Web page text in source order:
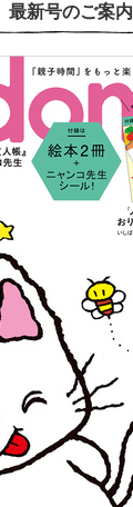
最新号のご案内